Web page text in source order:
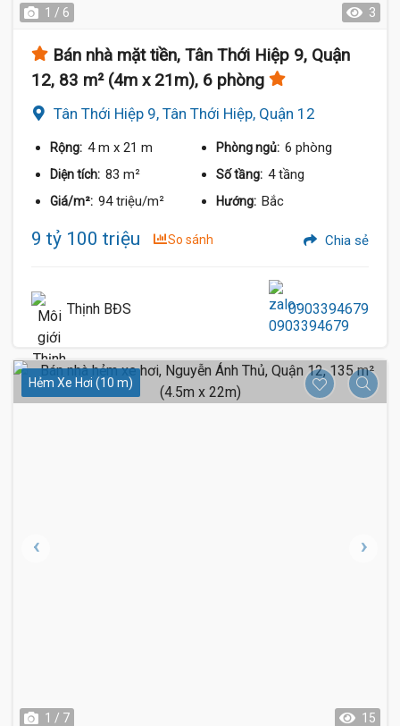
1 / 6 3
Bán nhà mặt tiền, Tân Thới Hiệp 9, Quận
12, 83 m² (4m x 21m), 6 phòng
Tân Thới Hiệp 9, Tân Thới Hiệp, Quận 12
Rộng: 4 m x 21 m Phòng ngủ: 6 phòng
Diện tích: 83 m² Số tầng: 4 tầng
Giá/m²: 94 triệu/m² Hướng: Bắc
9 tỷ 100 triệu So sánh Chia sẻ
Thịnh BĐS 0903394679
Hẻm Xe Hơi (10 m)
1 / 7 15